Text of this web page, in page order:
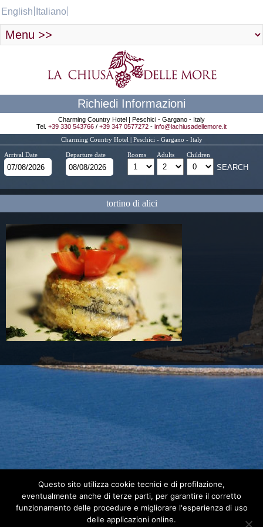
English Italiano
Richiedi Informazioni
Charming Country Hotel | Peschici - Gargano - Italy
Tel. +39 330 543766 / +39 347 0577272 - info@lachiusadellemore.it
Charming Country Hotel | Peschici - Gargano - Italy
Arrival Date Departure date Rooms Adults Children
tortino di alici
Questo sito utilizza cookie tecnici e di profilazione,
eventualmente anche di terze parti, per garantire il corretto
funzionamento delle procedure e migliorare l'esperienza di uso
delle applicazioni online.